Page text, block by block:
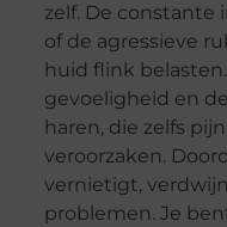
zelf. De constante
of de agressieve
huid flink
gevoeligheid en
haren, die zelfs
veroorzaken.
vernietigt,
problemen. Je